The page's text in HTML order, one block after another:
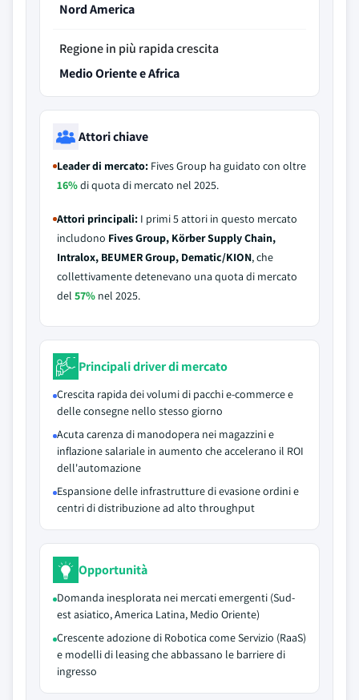
Nord America
Regione in più rapida crescita
Medio Oriente e Africa
Attori chiave
Leader di mercato: Fives Group ha guidato con oltre
16%di quota di mercato nel 2025.
Attori principali: I primi 5 attori in questo mercato
includono Fives Group, Körber Supply Chain,
Intralox, BEUMER Group, Dematic/KION, che
collettivamente detenevano una quota di mercato
del 57% nel 2025.
Principali driver di mercato
Crescita rapida dei volumi di pacchi e-commerce e
delle consegne nello stesso giorno
Acuta carenza di manodopera nei magazzini e
inflazione salariale in aumento che accelerano il ROI
dell'automazione
Espansione delle infrastrutture di evasione ordini e
centri di distribuzione ad alto throughput
Opportunità
Domanda inesplorata nei mercati emergenti (Sud-
est asiatico, America Latina, Medio Oriente)
Crescente adozione di Robotica come Servizio (RaaS)
e modelli di leasing che abbassano le barriere di
ingresso